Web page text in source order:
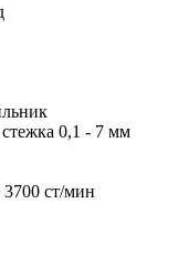
0,1 - 7 мм
3700 ст/мин